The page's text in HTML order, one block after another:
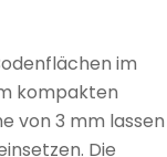
im
kompakten
von 3 mm lassen
Die